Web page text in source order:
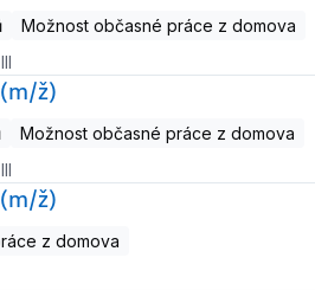
Možnost občasné práce z domova
ž)
Možnost občasné práce z domova
ž)
z domova